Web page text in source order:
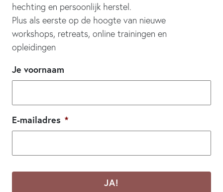
hechting en persoonlijk herstel.
Plus als eerste op de hoogte van nieuwe
workshops, retreats, online trainingen en
opleidingen
Je voornaam
E-mailadres *
CAPTCHA